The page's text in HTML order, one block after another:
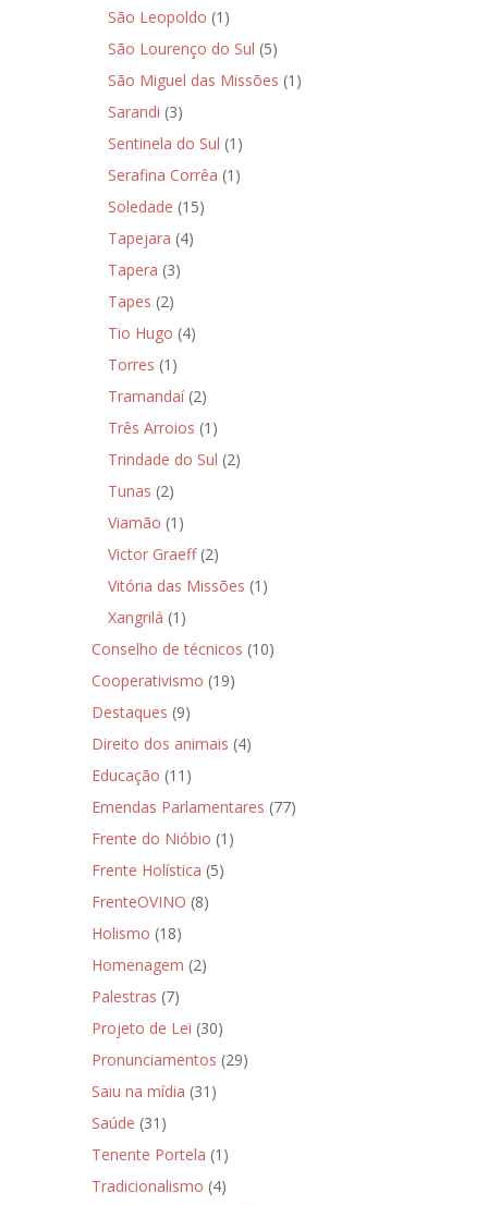
São Leopoldo (1)
São Lourenço do Sul (5)
São Miguel das Missões (1)
Sarandi (3)
Sentinela do Sul (1)
Serafina Corrêa (1)
Soledade (15)
Tapejara (4)
Tapera (3)
Tapes (2)
Tio Hugo (4)
Torres (1)
Tramandaí(2)
Três Arroios (1)
Trindade do Sul (2)
Tunas (2)
Viamão (1)
Victor Graeff(2)
Vitória das Missões (1)
Xangrilá (1)
Conselho de técnicos (10)
Cooperativismo (19)
Destaques (9)
Direito dos animais (4)
Educação (11)
Emendas Parlamentares (77)
Frente do Nióbio (1)
Frente Holística (5)
FrenteOVINO (8)
Holismo (18)
Homenagem (2)
Palestras (7)
Projeto de Lei (30)
Pronunciamentos (29)
Saiu na mídia (31)
Saúde (31)
Tenente Portela (1)
Tradicionalismo (4)